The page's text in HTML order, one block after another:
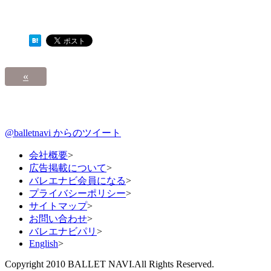
«
@balletnavi からのツイート
会社概要>
広告掲載について>
バレエナビ会員になる>
プライバシーポリシー>
サイトマップ>
お問い合わせ>
バレエナビパリ >
English>
Copyright 2010 BALLET NAVI.All Rights Reserved.